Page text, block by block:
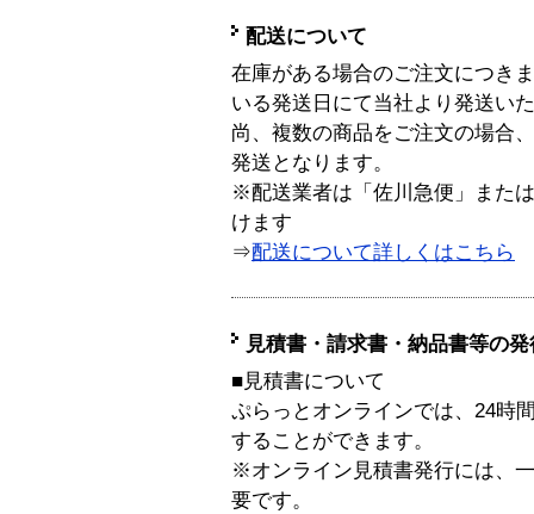
配送について
在庫がある場合のご注文につき
いる発送日にて当社より発送い
尚、複数の商品をご注文の場合
発送となります。
※配送業者は「佐川急便」また
けます
⇒配送について詳しくはこちら
見積書・請求書・納品書等の
■見積書について
ぷらっとオンラインでは、24時
することができます。
※オンライン見積書発行には、
要です。